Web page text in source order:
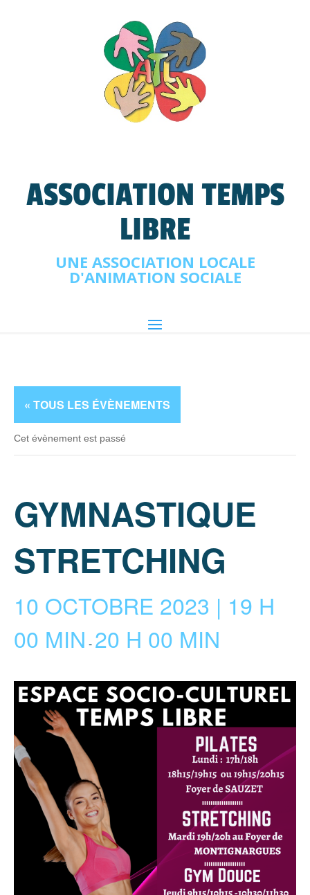
ASSOCIATION TEMPS
LIBRE
UNE ASSOCIATION LOCALE
D'ANIMATION SOCIALE
« TOUS LES ÉVÈNEMENTS
Cet évènement est passé
GYMNASTIQUE
STRETCHING
10 OCTOBRE 2023 | 19 H
00 MIN - 20 H 00 MIN